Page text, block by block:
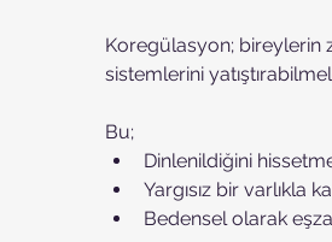
Koregülasyon; bireylerin
sistemlerini
Bu;
Dinlenildiğini
Yargısız bir varlıkla
Bedensel olarak